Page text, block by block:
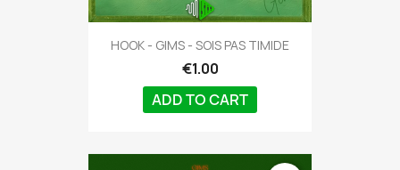
HOOK - GIMS - SOIS PAS TIMIDE
€1.00
ADD TO CART